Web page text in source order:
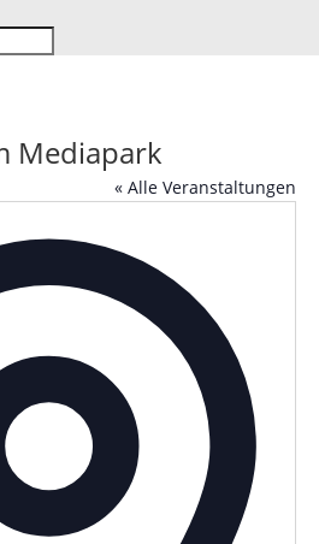
Mediapark
« Alle Veranstaltungen